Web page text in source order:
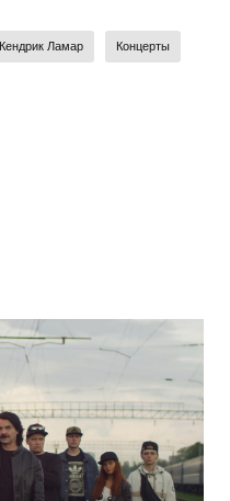
Кендрик Ламар Концерты